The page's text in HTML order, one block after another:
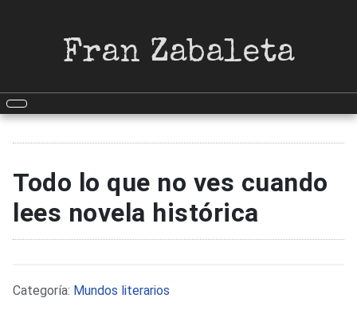
Fran Zabaleta
Todo lo que no ves cuando
lees novela histórica
Detalles
Categoría: Mundos literarios